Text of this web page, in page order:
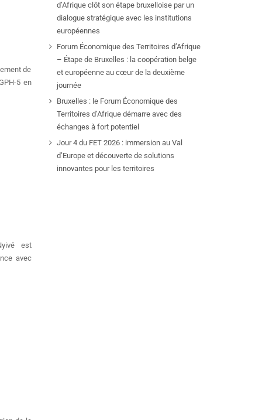
de
5 en
est
avec
d’Afrique clôt son étape bruxelloise par un
dialogue stratégique avec les institutions
européennes
Forum Économique des Territoires d’Afrique
– Étape de Bruxelles : la coopération belge
et européenne au cœur de la deuxième
journée
Bruxelles : le Forum Économique des
Territoires d’Afrique démarre avec des
échanges à fort potentiel
Jour 4 du FET 2026 : immersion au Val
d’Europe et découverte de solutions
innovantes pour les territoires